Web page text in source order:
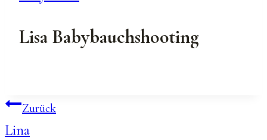
Lisa Babybauchshooting
Beitragsnavigation
Zurück
Lina